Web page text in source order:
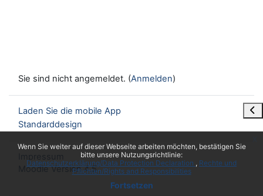
Wenn Sie weiter auf dieser Webseite arbeiten möchten, bestätigen Sie
bitte unsere Nutzungsrichtlinie:
Datenschutzerklärung/Data Protection Declaration
Rechte und
Pflichten/Rights and Responsibilities
Fortsetzen
Sie sind nicht angemeldet. (Anmelden)
Laden Sie die mobile App
Standarddesign
Moodle Version 4.5